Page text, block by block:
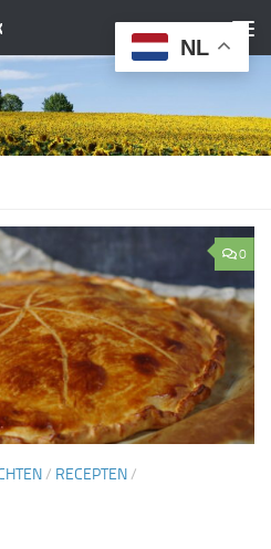
0
/ RECEPTEN/
NL